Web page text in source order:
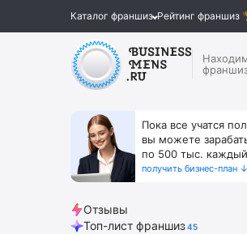
Каталог франшиз Рейтинг франшиз
Пока все учатся
вы можете
по 500 тыс.
получить бизнес-план ↓
Отзывы
Топ-лист франшиз45